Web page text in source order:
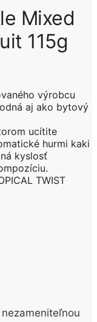
Mixed
115g
výrobcu
aj ako bytový
ucítite
hurmi kaki
kyslosť
TWIST